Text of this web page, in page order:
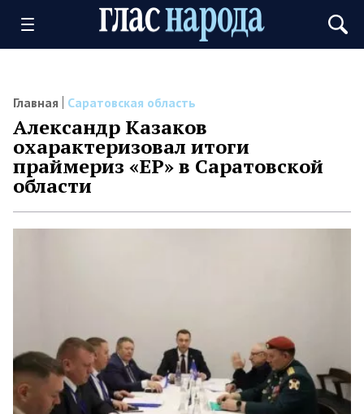
Главная Саратовская область
Александр Казаков
охарактеризовал итоги
праймериз «ЕР» в Саратовской
области